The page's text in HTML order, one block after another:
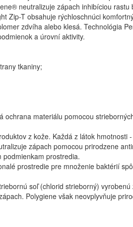
neutralizuje zápach inhibíciou
Zip-T obsahuje rýchloschnúci
zdvíha alebo klesá. Technológia
a úrovní aktivity.
tkaniny;
ochrana materiálu pomocou
z kože. Každá z látok
zápach pomocou prirodzene
podmienkam prostredia.
prostredie pre množenie baktérií
soľ (chlorid strieborný)
Polygiene však neovplyvňuje